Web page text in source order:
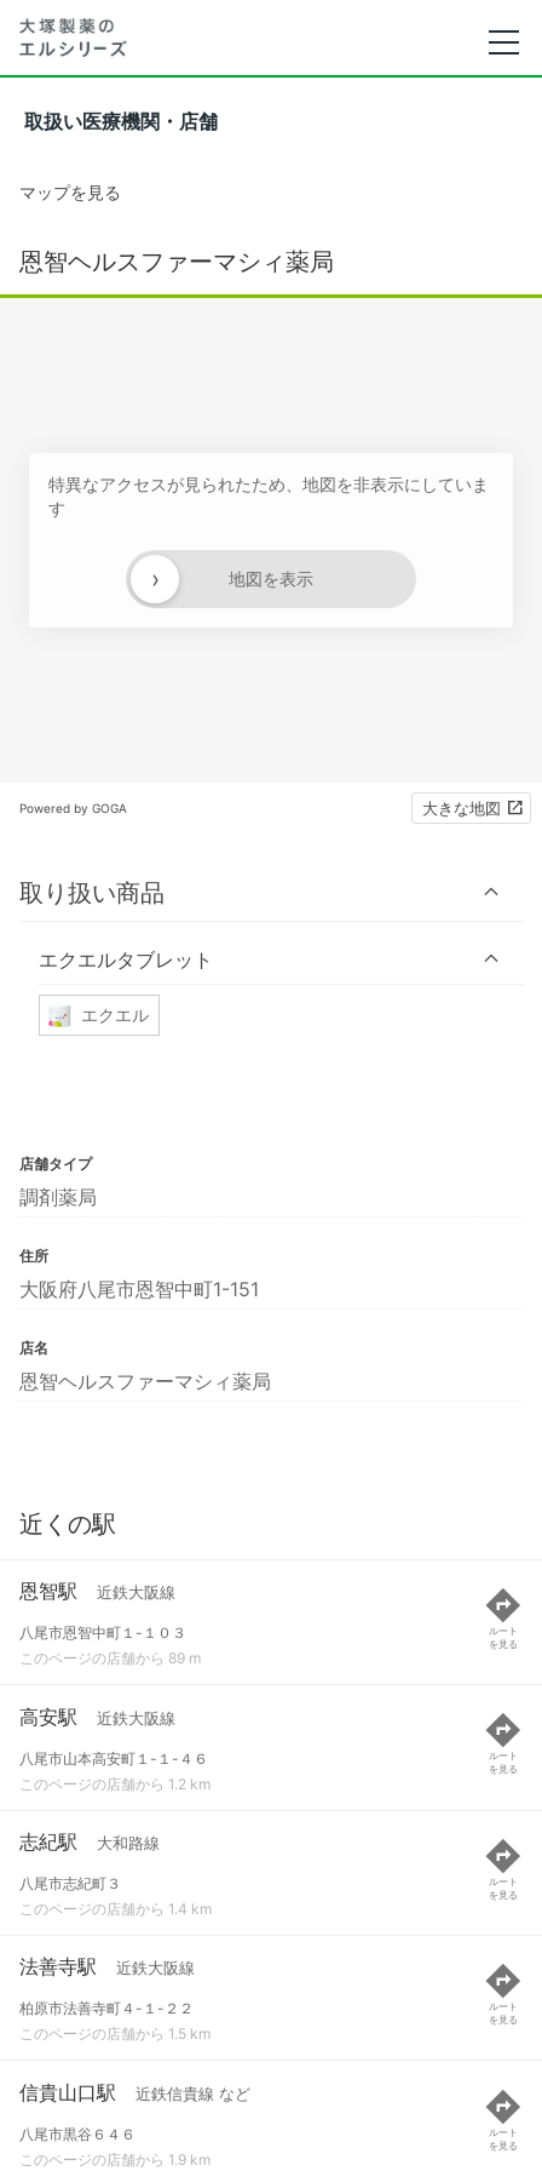
取扱い医療機関・店舗
マップを見る
恩智ヘルスファーマシィ薬局
特異なアクセスが見られたため、地図を非表示にしていま
す
地図を表示
›
Powered by GOGA 大きな地図
取り扱い商品
エクエルタブレット
エクエル
店舗タイプ
調剤薬局
住所
大阪府八尾市恩智中町1-151
店名
恩智ヘルスファーマシィ薬局
近くの駅
恩智駅 近鉄大阪線
八尾市恩智中町１-１０３
このページの店舗から 89 m
ルート
を見る
高安駅 近鉄大阪線
八尾市山本高安町１-１-４６
このページの店舗から 1.2 km
ルート
を見る
志紀駅 大和路線
八尾市志紀町３
このページの店舗から 1.4 km
ルート
を見る
法善寺駅 近鉄大阪線
柏原市法善寺町４-１-２２
このページの店舗から 1.5 km
ルート
を見る
信貴山口駅 近鉄信貴線 など
八尾市黒谷６４６
このページの店舗から 1.9 km
ルート
を見る